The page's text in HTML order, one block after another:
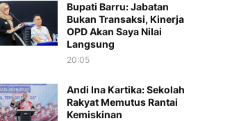
Bupati Barru: Jabatan
Bukan Transaksi, Kinerja
OPD Akan Saya Nilai
Langsung
20:05
Andi Ina Kartika: Sekolah
Rakyat Memutus Rantai
Kemiskinan